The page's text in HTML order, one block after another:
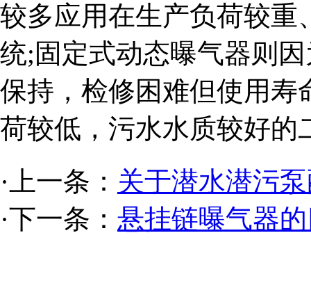
较多应用在生产负荷较重
统;固定式动态曝气器则
保持，检修困难但使用寿
荷较低，污水水质较好的
·上一条： 关于潜水潜污
·下一条： 悬挂链曝气器